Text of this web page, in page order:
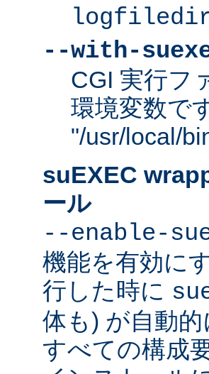
--with-
CGI 実行フ
環境変数で
"/usr/local/
suEXEC
ール
--enable-
機能を有効に
行した時に
体も) が自動
すべての構成